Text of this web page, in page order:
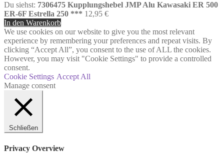
Du siehst: 7306475 Kupplungshebel JMP Alu Kawasaki ER 500
ER-6F Estrella 250 *** 12,95 €
In den Warenkorb
We use cookies on our website to give you the most relevant
experience by remembering your preferences and repeat visits. By
clicking “Accept All”, you consent to the use of ALL the cookies.
However, you may visit "Cookie Settings" to provide a controlled
consent.
Cookie Settings Accept All
Manage consent
Schließen
Privacy Overview